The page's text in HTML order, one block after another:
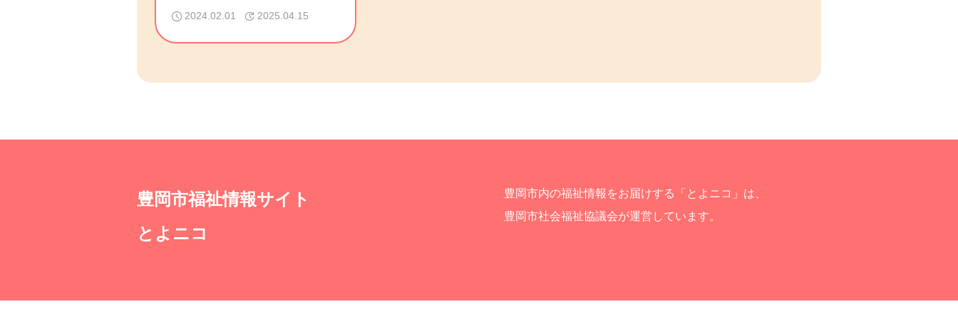
2024.02.01 2025.04.15
豊岡市福祉情報サイト
とよニコ
豊岡市内の福祉情報をお届けする「とよニコ」は、
豊岡市社会福祉協議会が運営しています。